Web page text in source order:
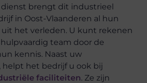
dienst brengt dit industrieel
in Oost-Vlaanderen al hun
het verleden. U kunt rekenen
team door de
kennis. Naast uw
helpt het bedrijf u ook bij
faciliteiten. Ze zijn